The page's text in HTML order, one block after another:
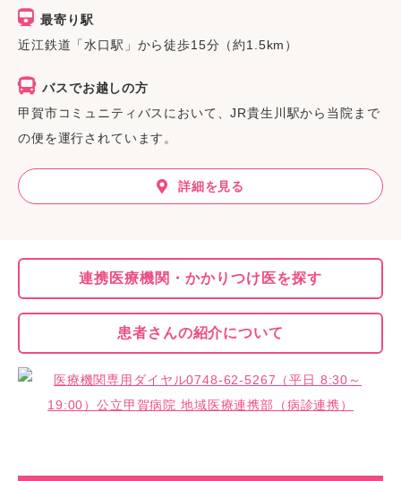
最寄り駅
近江鉄道「水口駅」から徒歩15分 （約1.5km）
バスでお越しの方
甲賀市コミュニティバスにおいて、JR貴生川駅から当院まで
の便を運行されています。
詳細を見る
連携医療機関・かかりつけ医を探す
患者さんの紹介について